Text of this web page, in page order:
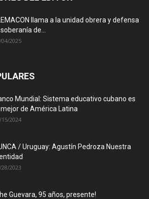
llama a la unidad obrera y defensa
soberanía de...
04/2025
Mundial: Sistema educativo cubano es
de América Latina
15/2024
/ Uruguay: Agustín Pedroza Nuestra
2023
Guevara, 95 años, presente!